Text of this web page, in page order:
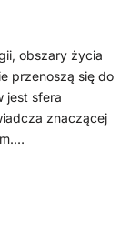
obszary życia
przenoszą się do
jest sfera
znaczącej